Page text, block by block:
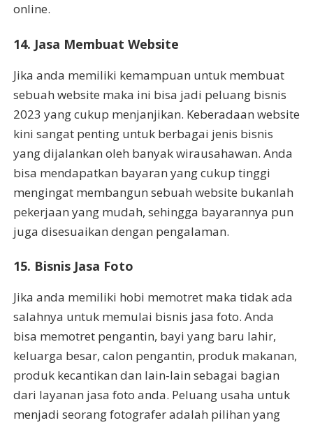
online.
14. Jasa Membuat Website
Jika anda memiliki kemampuan untuk membuat
sebuah website maka ini bisa jadi peluang bisnis
2023 yang cukup menjanjikan. Keberadaan website
kini sangat penting untuk berbagai jenis bisnis
yang dijalankan oleh banyak wirausahawan. Anda
bisa mendapatkan bayaran yang cukup tinggi
mengingat membangun sebuah website bukanlah
pekerjaan yang mudah, sehingga bayarannya pun
juga disesuaikan dengan pengalaman.
15. Bisnis Jasa Foto
Jika anda memiliki hobi memotret maka tidak ada
salahnya untuk memulai bisnis jasa foto. Anda
bisa memotret pengantin, bayi yang baru lahir,
keluarga besar, calon pengantin, produk makanan,
produk kecantikan dan lain-lain sebagai bagian
dari layanan jasa foto anda. Peluang usaha untuk
menjadi seorang fotografer adalah pilihan yang